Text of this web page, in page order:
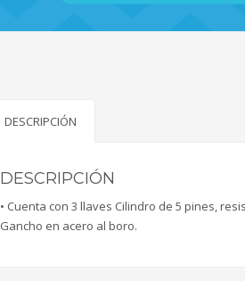
DESCRIPCIÓN
DESCRIPCIÓN
• Cuenta con 3 llaves Cilindro de 5 pines,
Gancho en acero al boro.